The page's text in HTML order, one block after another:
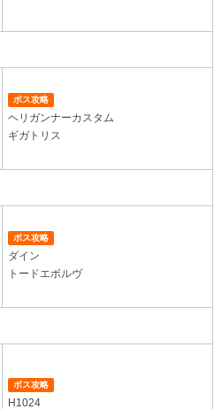
ボス攻略
ヘリガンナーカスタム
ギガトリス
ボス攻略
ダイン
トードエボルヴ
ボス攻略
H1024